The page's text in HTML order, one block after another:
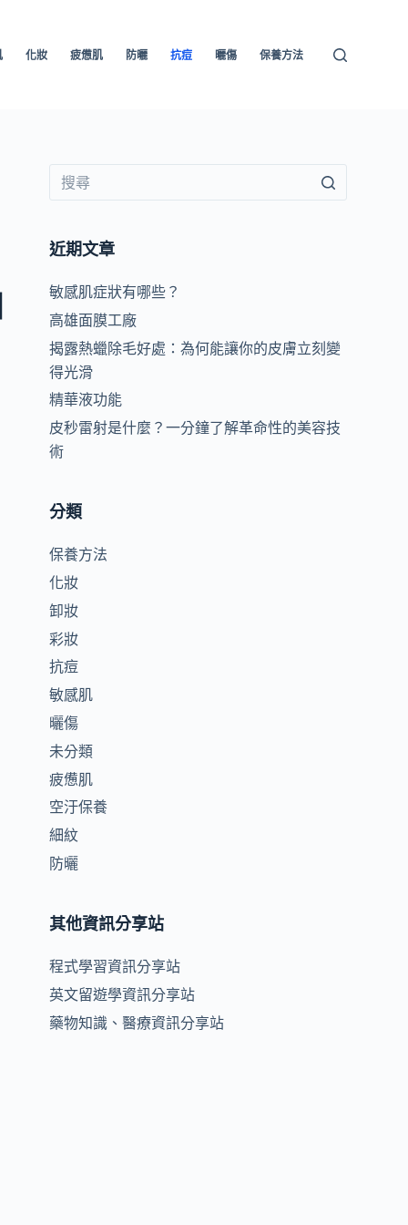
化妝 疲憊肌 防曬 抗痘 曬傷 保養方法
近期文章
敏感肌症狀有哪些？
高雄面膜工廠
揭露熱蠟除毛好處：為何能讓你的皮膚立刻變
得光滑
精華液功能
皮秒雷射是什麼？一分鐘了解革命性的美容技
術
分類
保養方法
化妝
卸妝
彩妝
抗痘
敏感肌
曬傷
未分類
疲憊肌
空汙保養
細紋
防曬
其他資訊分享站
程式學習資訊分享站
英文留遊學資訊分享站
藥物知識、醫療資訊分享站